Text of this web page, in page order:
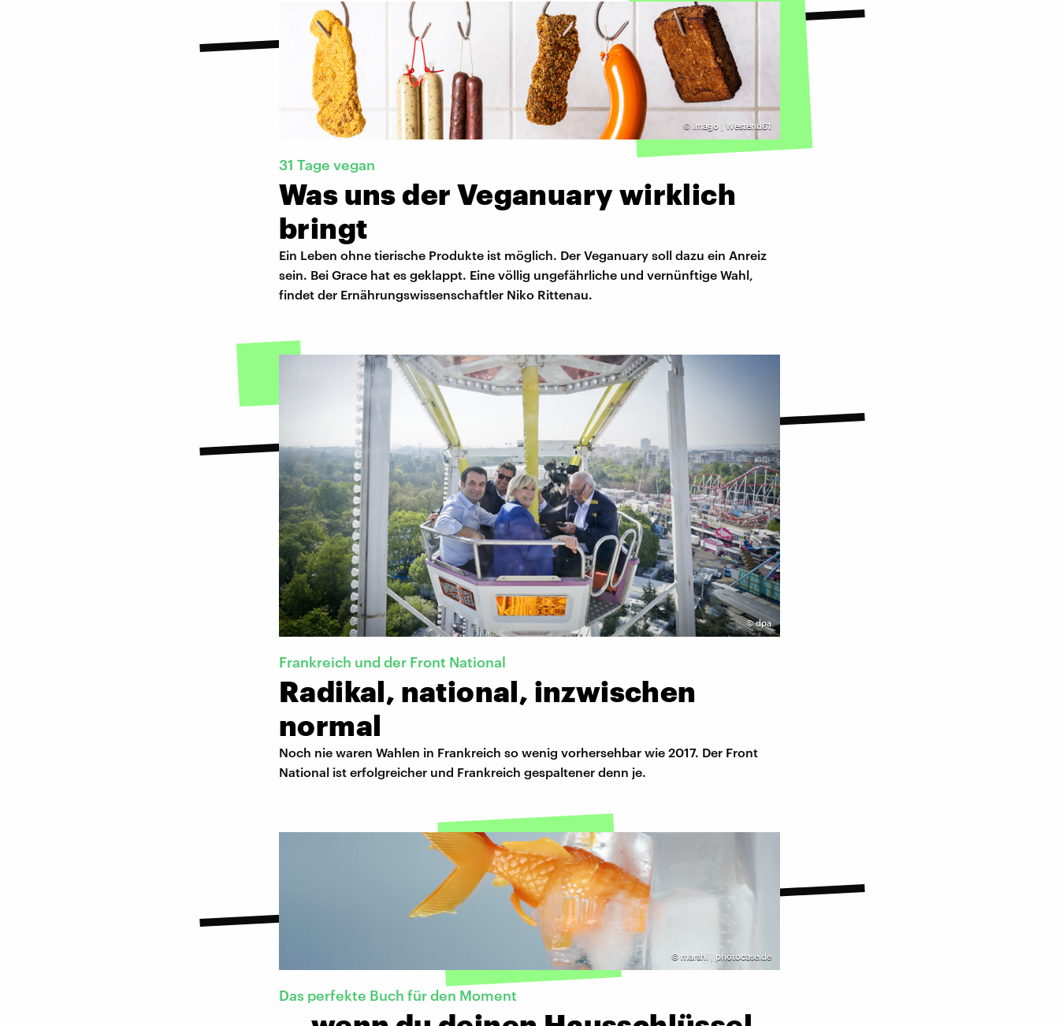
© imago | Westend61
31 Tage vegan
Was uns der Veganuary wirklich
bringt
Ein Leben ohne tierische Produkte ist möglich. Der Veganuary soll dazu ein Anreiz
sein. Bei Grace hat es geklappt. Eine völlig ungefährliche und vernünftige Wahl,
findet der Ernährungswissenschaftler Niko Rittenau.
©dpa
Frankreich und der Front National
Radikal, national, inzwischen
normal
Noch nie waren Wahlen in Frankreich so wenig vorhersehbar wie 2017. Der Front
National ist erfolgreicher und Frankreich gespaltener denn je.
© marshi | photocase.de
Das perfekte Buch für den Moment